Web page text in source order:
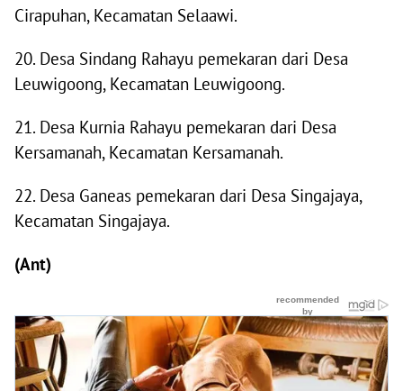
Cirapuhan, Kecamatan Selaawi.
20. Desa Sindang Rahayu pemekaran dari Desa
Leuwigoong, Kecamatan Leuwigoong.
21. Desa Kurnia Rahayu pemekaran dari Desa
Kersamanah, Kecamatan Kersamanah.
22. Desa Ganeas pemekaran dari Desa Singajaya,
Kecamatan Singajaya.
(Ant)